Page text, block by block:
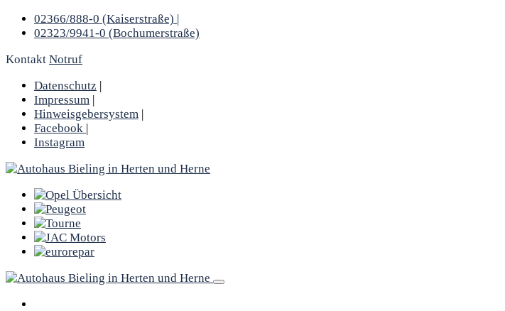
02366/888-0 (Kaiserstraße) |
02323/9941-0 (Bochumerstraße)
Kontakt Notruf
Datenschutz |
Impressum |
Hinweisgebersystem |
Facebook |
Instagram